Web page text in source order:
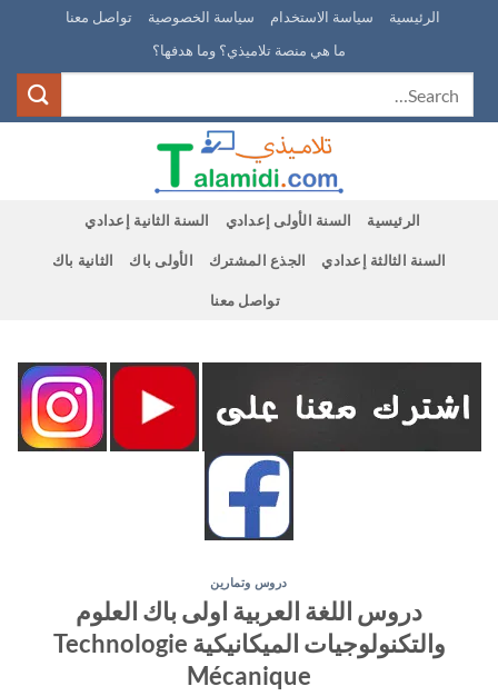
content
الرئيسية سياسة الاستخدام سياسة الخصوصية
تواصل معنا
ما هي منصة تلاميذي؟ وما هدفها؟
الرئيسية السنة الأولى إعدادي السنة الثانية إعدادي
السنة الثالثة إعدادي الجذع المشترك الأولى باك الثانية باك
تواصل معنا
دروس وتمارين
دروس اللغة العربية اولى باك العلوم
والتكنولوجيات الميكانيكية Technologie
Mécanique